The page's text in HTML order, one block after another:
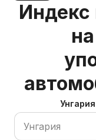
Индекс
Унгария
Търсене на държава
Унгария